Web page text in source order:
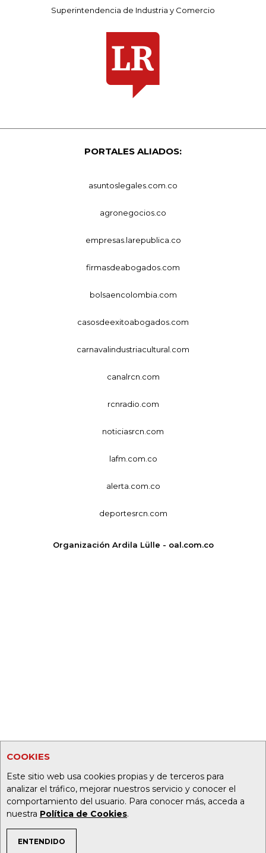
COOKIES
Este sitio web usa cookies propias y de terceros para
analizar el tráfico, mejorar nuestros servicio y conocer el
comportamiento del usuario. Para conocer más, acceda a
nuestra Política de Cookies.
ENTENDIDO
Superintendencia de Industria y Comercio
PORTALES ALIADOS:
asuntoslegales.com.co
agronegocios.co
empresas.larepublica.co
firmasdeabogados.com
bolsaencolombia.com
casosdeexitoabogados.com
carnavalindustriacultural.com
canalrcn.com
rcnradio.com
noticiasrcn.com
lafm.com.co
alerta.com.co
deportesrcn.com
Organización Ardila Lülle - oal.com.co